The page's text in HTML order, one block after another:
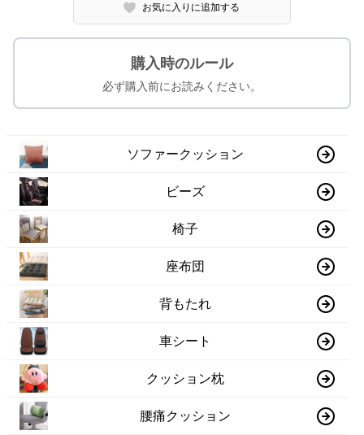
お気に入りに追加する
購入時のルール
必ず購入前にお読みください。
ソファークッション
ビーズ
椅子
座布団
背もたれ
車シート
クッション枕
腰痛クッション